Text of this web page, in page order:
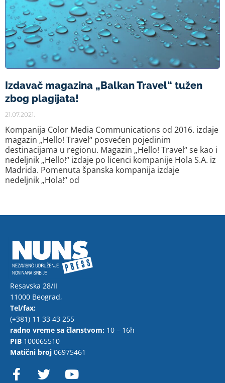
Izdavač magazina „Balkan Travel“ tužen
zbog plagijata!
21.07.2021.
Kompanija Color Media Communications od 2016. izdaje
magazin „Hello! Travel“ posvećen pojedinim
destinacijama u regionu. Magazin „Hello! Travel“ se kao i
nedeljnik „Hello!“ izdaje po licenci kompanije Hola S.A. iz
Madrida. Pomenuta španska kompanija izdaje
nedeljnik „Hola!“ od
Resavska 28/II
11000 Beograd,
Tel/fax:
(+381) 11 33 43 255
radno vreme sa članstvom: 10 – 16h
PIB 100065510
Matični broj 06975461
F
a w o